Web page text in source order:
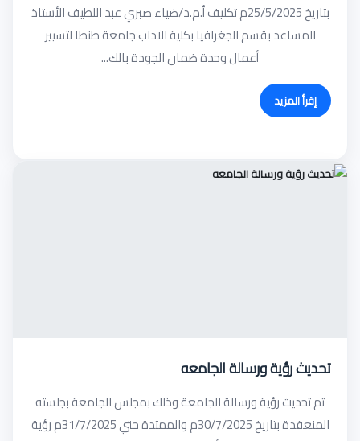
بتاريخ 25/5/2025م تكليف أ.م.د/ضياء صبري عبد اللطيف الأستاذ
المساعد بقسم الجغرافيا بكلية الآداب جامعة طنطا لتسيير
أعمال وحدة ضمان الجودة بالك...
إقرأ المزيد
تحديث رؤية ورسالة الجامعه
تم تحديث رؤية ورسالة الجامعة وذلك بمجلس الجامعة بجلسته
المنعقدة بتاريخ 30/7/2025م والممتدة حتي 31/7/2025م رؤية